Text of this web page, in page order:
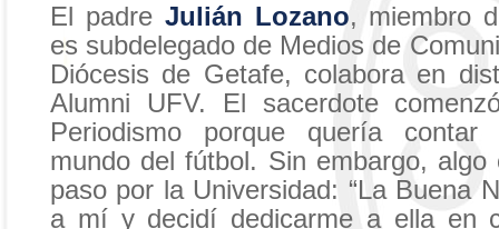
El padre Julián Lozano, miembro
es subdelegado de Medios de
Diócesis de Getafe, colabora en
Alumni UFV. El sacerdote
Periodismo porque quería
mundo del fútbol. Sin embargo, algo
paso por la Universidad: “La Buena
a mí y decidí dedicarme a ella en